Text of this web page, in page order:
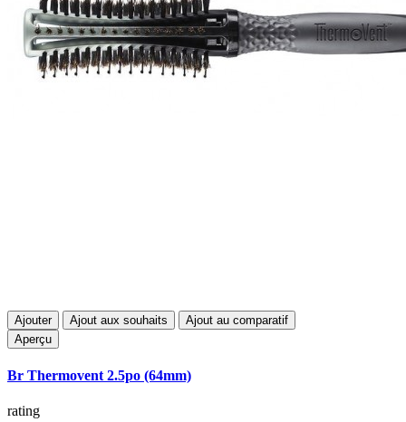
Ajouter Ajout aux souhaits
Ajout au comparatif
Aperçu
Br Thermovent 2.5po (64mm)
rating